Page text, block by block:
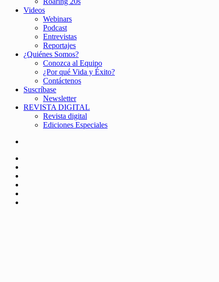
Videos
Webinars
Podcast
Entrevistas
Reportajes
¿Quiénes Somos?
Conozca al Equipo
¿Por qué Vida y Éxito?
Contáctenos
Suscríbase
Newsletter
REVISTA DIGITAL
Revista digital
Ediciones Especiales